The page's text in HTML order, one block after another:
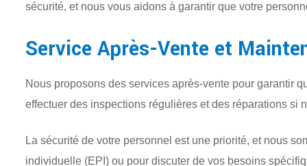
sécurité, et nous vous aidons à garantir que votre
Service Après-Vente et
Nous proposons des services après-vente pour garantir
effectuer des inspections régulières et des réparations si
La sécurité de votre personnel est une priorité, et nous
individuelle (EPI) ou pour discuter de vos besoins